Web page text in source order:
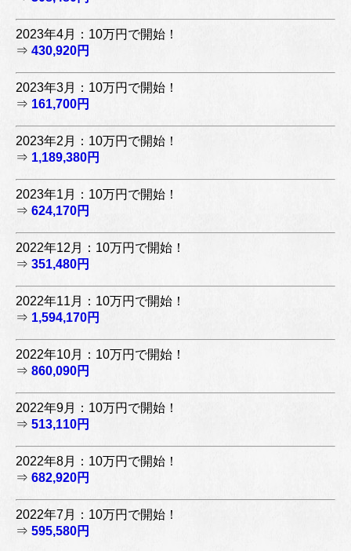
2023年4月：10万円で開始！
⇒ 430,920円
2023年3月：10万円で開始！
⇒ 161,700円
2023年2月：10万円で開始！
⇒ 1,189,380円
2023年1月：10万円で開始！
⇒ 624,170円
2022年12月：10万円で開始！
⇒ 351,480円
2022年11月：10万円で開始！
⇒ 1,594,170円
2022年10月：10万円で開始！
⇒ 860,090円
2022年9月：10万円で開始！
⇒ 513,110円
2022年8月：10万円で開始！
⇒ 682,920円
2022年7月：10万円で開始！
⇒ 595,580円